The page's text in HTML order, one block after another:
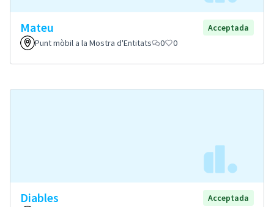
Mateu
Acceptada
Punt mòbil a la Mostra d'Entitats
0 0
Diables
Acceptada